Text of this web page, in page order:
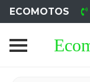
ECOMOTOS
Home